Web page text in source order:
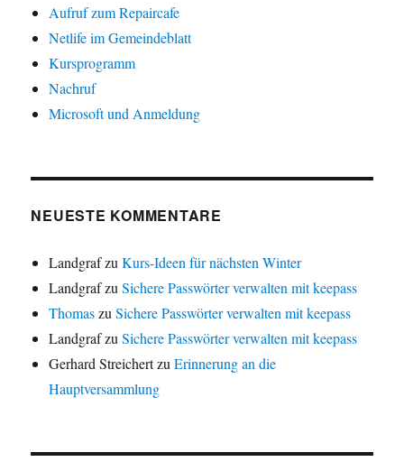
Aufruf zum Repaircafe
Netlife im Gemeindeblatt
Kursprogramm
Nachruf
Microsoft und Anmeldung
NEUESTE KOMMENTARE
LandgrafzuKurs-Ideen für nächsten Winter
LandgrafzuSichere Passwörter verwalten mit keepass
ThomaszuSichere Passwörter verwalten mit keepass
LandgrafzuSichere Passwörter verwalten mit keepass
Gerhard StreichertzuErinnerung an die
Hauptversammlung